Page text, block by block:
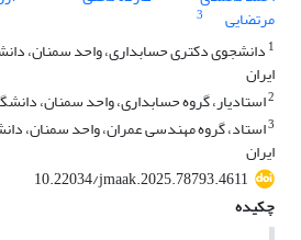
مرتضایی
3
1 دانشجوی دکتری حسابداری، واحد سمنان،
ایران
2استادیار، گروه حسابداری، واحد سمنان،
3استاد، گروه مهندسی عمران، واحد سمنان،
ایران
10.22034/jmaak.2025.78793.4611
چکیده